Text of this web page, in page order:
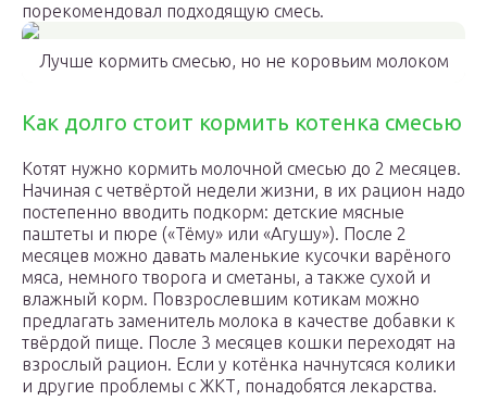
порекомендовал подходящую смесь.
Лучше кормить смесью, но не коровьим молоком
Как долго стоит кормить котенка смесью
Котят нужно кормить молочной смесью до 2 месяцев.
Начиная с четвёртой недели жизни, в их рацион надо
постепенно вводить подкорм: детские мясные
паштеты и пюре («Тёму» или «Агушу»). После 2
месяцев можно давать маленькие кусочки варёного
мяса, немного творога и сметаны, а также сухой и
влажный корм. Повзрослевшим котикам можно
предлагать заменитель молока в качестве добавки к
твёрдой пище. После 3 месяцев кошки переходят на
взрослый рацион. Если у котёнка начнутсяся колики
и другие проблемы с ЖКТ, понадобятся лекарства.